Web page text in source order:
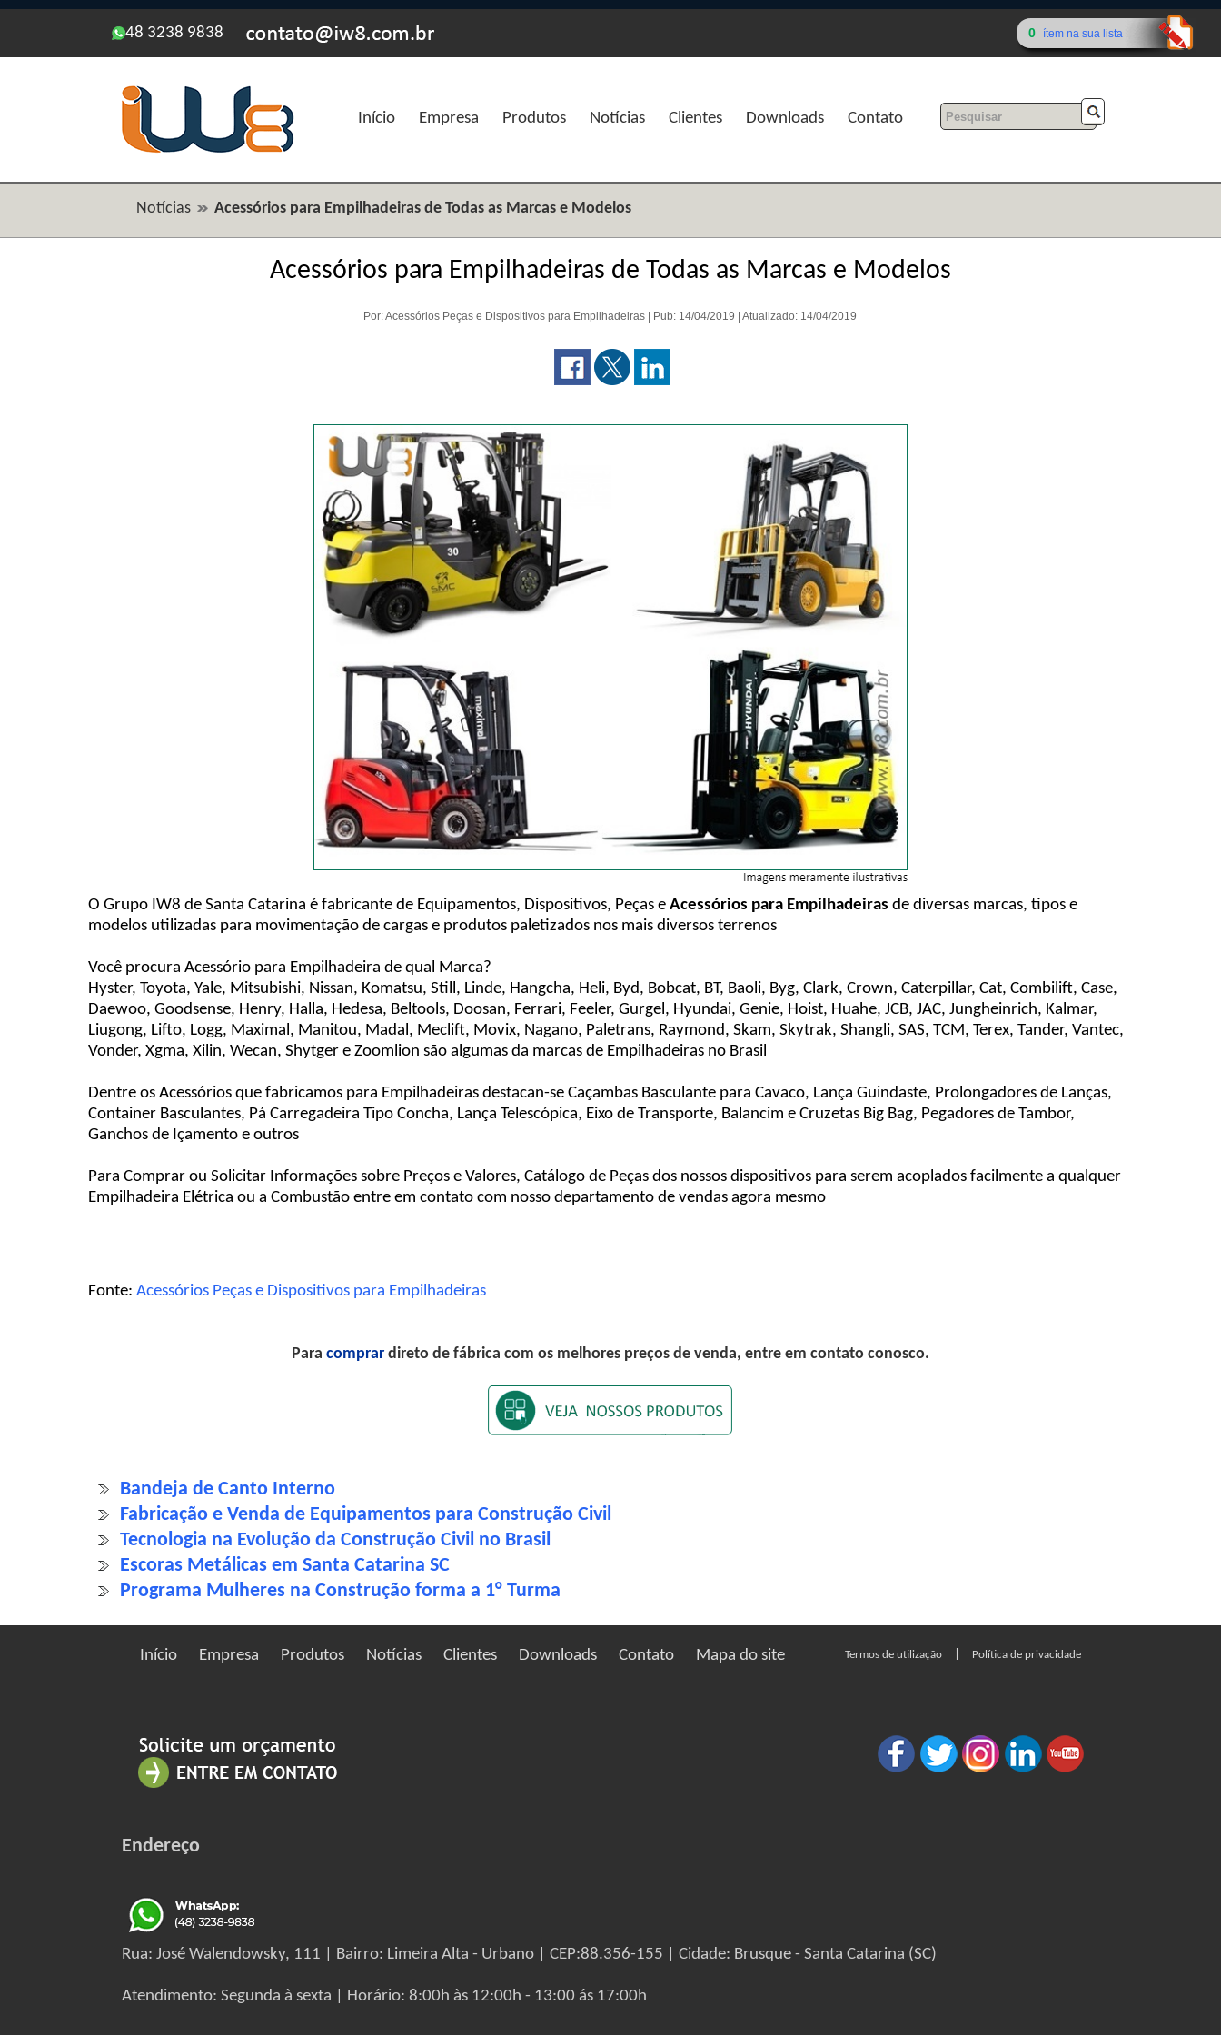
48 3238 9838 0 ítem na sua lista
Início Empresa Produtos Notícias Clientes Downloads Contato
Notícias Acessórios para Empilhadeiras de Todas as Marcas e Modelos
Acessórios para Empilhadeiras de Todas as Marcas e Modelos
Por: Acessórios Peças e Dispositivos para Empilhadeiras | Pub: 14/04/2019 | Atualizado: 14/04/2019
O Grupo IW8 de Santa Catarina é fabricante de Equipamentos, Dispositivos, Peças eAcessórios para Empilhadeiras de diversas marcas, tipos e
modelos utilizadas para movimentação de cargas e produtos paletizados nos mais diversos terrenos
Você procura Acessório para Empilhadeira de qual Marca?
Hyster, Toyota, Yale, Mitsubishi, Nissan, Komatsu, Still, Linde, Hangcha, Heli, Byd, Bobcat, BT, Baoli, Byg, Clark, Crown, Caterpillar, Cat, Combilift, Case,
Daewoo, Goodsense, Henry, Halla, Hedesa, Beltools, Doosan, Ferrari, Feeler, Gurgel, Hyundai, Genie, Hoist, Huahe, JCB, JAC, Jungheinrich, Kalmar,
Liugong, Lifto, Logg, Maximal, Manitou, Madal, Meclift, Movix, Nagano, Paletrans, Raymond, Skam, Skytrak, Shangli, SAS, TCM, Terex, Tander, Vantec,
Vonder, Xgma, Xilin, Wecan, Shytger e Zoomlion são algumas da marcas de Empilhadeiras no Brasil
Dentre os Acessórios que fabricamos para Empilhadeiras destacan-se Caçambas Basculante para Cavaco, Lança Guindaste, Prolongadores de Lanças,
Container Basculantes, Pá Carregadeira Tipo Concha, Lança Telescópica, Eixo de Transporte, Balancim e Cruzetas Big Bag, Pegadores de Tambor,
Ganchos de Içamento e outros
Para Comprar ou Solicitar Informações sobre Preços e Valores, Catálogo de Peças dos nossos dispositivos para serem acoplados facilmente a qualquer
Empilhadeira Elétrica ou a Combustão entre em contato com nosso departamento de vendas agora mesmo
Fonte:Acessórios Peças e Dispositivos para Empilhadeiras
Para comprardireto de fábrica com os melhores preços de venda, entre em contato conosco.
Bandeja de Canto Interno
Fabricação e Venda de Equipamentos para Construção Civil
Tecnologia na Evolução da Construção Civil no Brasil
Escoras Metálicas em Santa Catarina SC
Programa Mulheres na Construção forma a 1° Turma
Início Empresa Produtos Notícias Clientes Downloads Contato Mapa do site Termos de utilização Política de privacidade
Endereço
Rua: José Walendowsky, 111 | Bairro: Limeira Alta - Urbano | CEP:88.356-155 | Cidade: Brusque - Santa Catarina (SC)
Atendimento: Segunda à sexta | Horário: 8:00h às 12:00h - 13:00 ás 17:00h